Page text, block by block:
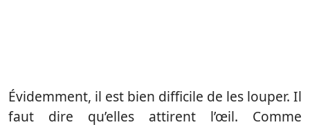
Évidemment, il est bien difficile de les louper. Il
faut dire qu’elles attirent l’œil. Comme